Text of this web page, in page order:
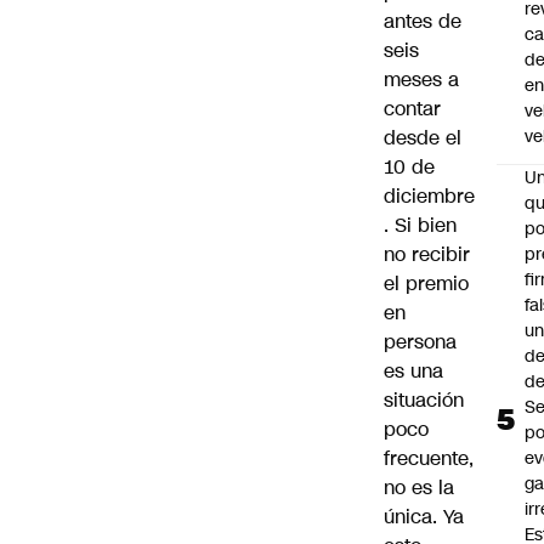
antes de
seis
meses a
contar
desde el
10 de
diciembre
. Si bien
no recibir
el premio
en
persona
es una
situación
poco
frecuente,
no es la
única. Ya
en